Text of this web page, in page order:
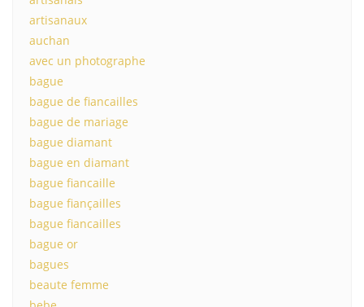
artisanaux
auchan
avec un photographe
bague
bague de fiancailles
bague de mariage
bague diamant
bague en diamant
bague fiancaille
bague fiançailles
bague fiancailles
bague or
bagues
beaute femme